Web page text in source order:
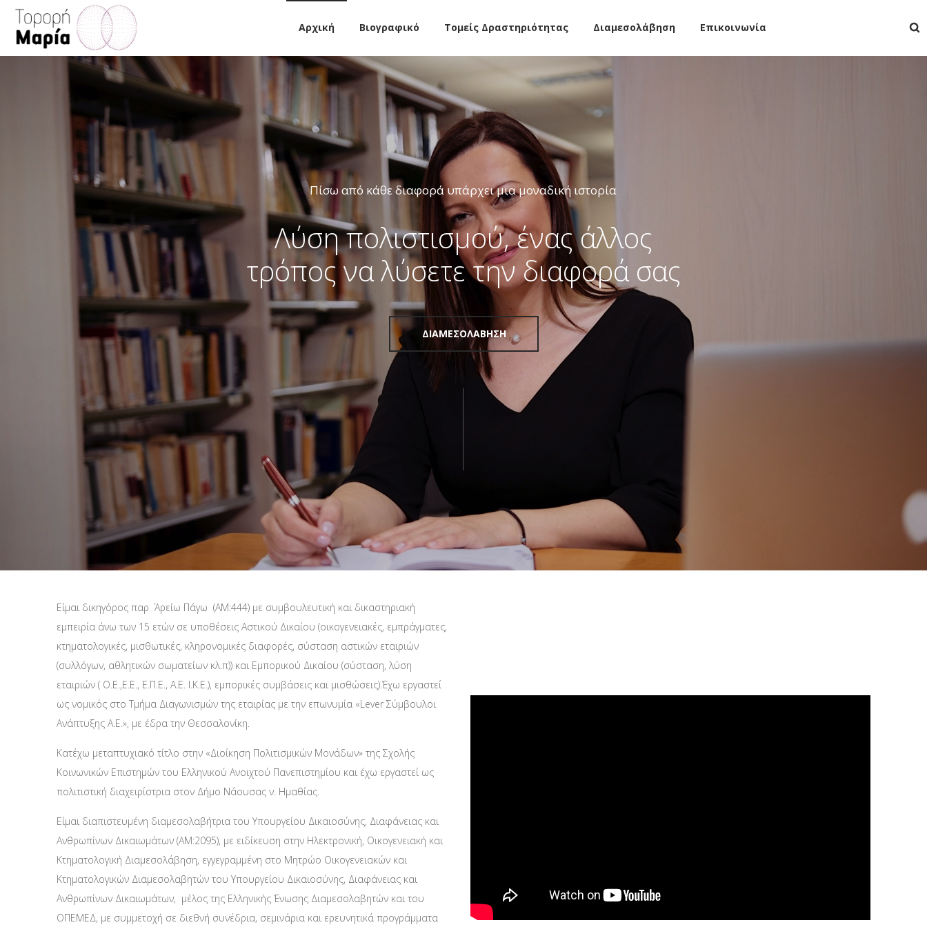
Αρχική Βιογραφικό Τομείς Δραστηριότητας Διαμεσολάβηση Επικοινωνία
Λύση πολιστισμού, ένας άλλος
τρόπος να λύσετε την διαφορά σας
Πίσω από κάθε διαφορά υπάρχει μια μοναδική ιστορία
ΔΙΑΜΕΣΟΛΑΒΗΣΗ
Είμαι δικηγόρος παρ ΄ Αρείω Πάγω (ΑΜ:444) με συμβουλευτική και δικαστηριακή
εμπειρία άνω των 15 ετών σε υποθέσεις Αστικού Δικαίου (οικογενειακές, εμπράγματες,
κτηματολογικές, μισθωτικές, κληρονομικές διαφορές, σύσταση αστικών εταιριών
(συλλόγων, αθλητικών σωματείων κλ.π)) και Εμπορικού Δικαίου (σύσταση, λύση
εταιριών ( Ο.Ε.,Ε.Ε., Ε.Π.Ε., Α.Ε. Ι.Κ.Ε.), εμπορικές συμβάσεις και μισθώσεις).Έχω εργαστεί
ως νομικός στο Τμήμα Διαγωνισμών της εταιρίας με την επωνυμία «Lever Σύμβουλοι
Ανάπτυξης Α.Ε.», με έδρα την Θεσσαλονίκη.
Κατέχω μεταπτυχιακό τίτλο στην «Διοίκηση Πολιτισμικών Μονάδων» της Σχολής
Κοινωνικών Επιστημών του Ελληνικού Ανοιχτού Πανεπιστημίου και έχω εργαστεί ως
πολιτιστική διαχειρίστρια στον Δήμο Νάουσας ν. Ημαθίας.
Είμαι διαπιστευμένη διαμεσολαβήτρια του Υπουργείου Δικαιοσύνης, Διαφάνειας και
Ανθρωπίνων Δικαιωμάτων (ΑΜ:2095), με ειδίκευση στην Ηλεκτρονική, Οικογενειακή και
Κτηματολογική Διαμεσολάβηση, εγγεγραμμένη στο Μητρώο Οικογενειακών και
Κτηματολογικών Διαμεσολαβητών του Υπουργείου Δικαιοσύνης, Διαφάνειας και
Ανθρωπίνων Δικαιωμάτων, μέλος της Ελληνικής Ένωσης Διαμεσολαβητών και του
ΟΠΕΜΕΔ, με συμμετοχή σε διεθνή συνέδρια, σεμινάρια και ερευνητικά προγράμματα